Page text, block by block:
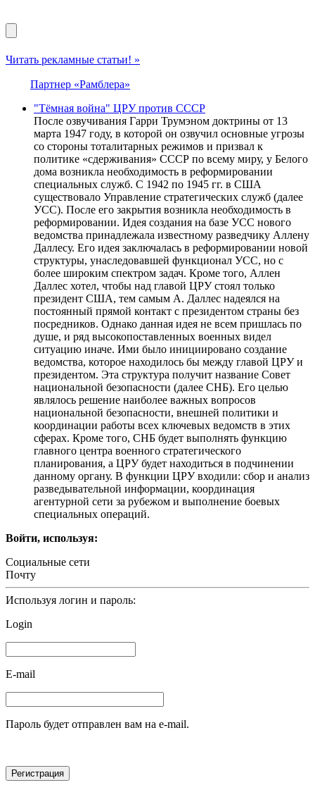
Читать рекламные статьи! »
Партнер «Рамблера»
"Тёмная война" ЦРУ против СССР
После озвучивания Гарри Трумэном доктрины от 13
марта 1947 году, в которой он озвучил основные угрозы
со стороны тоталитарных режимов и призвал к
политике «сдерживания» СССР по всему миру, у Белого
дома возникла необходимость в реформировании
специальных служб. С 1942 по 1945 гг. в США
существовало Управление стратегических служб (далее
УСС). После его закрытия возникла необходимость в
реформировании. Идея создания на базе УСС нового
ведомства принадлежала известному разведчику Аллену
Даллесу. Его идея заключалась в реформировании новой
структуры, унаследовавшей функционал УСС, но с
более широким спектром задач. Кроме того, Аллен
Даллес хотел, чтобы над главой ЦРУ стоял только
президент США, тем самым А. Даллес надеялся на
постоянный прямой контакт с президентом страны без
посредников. Однако данная идея не всем пришлась по
душе, и ряд высокопоставленных военных видел
ситуацию иначе. Ими было инициировано создание
ведомства, которое находилось бы между главой ЦРУ и
президентом. Эта структура получит название Совет
национальной безопасности (далее СНБ). Его целью
являлось решение наиболее важных вопросов
национальной безопасности, внешней политики и
координации работы всех ключевых ведомств в этих
сферах. Кроме того, СНБ будет выполнять функцию
главного центра военного стратегического
планирования, а ЦРУ будет находиться в подчинении
данному органу. В функции ЦРУ входили: сбор и анализ
разведывательной информации, координация
агентурной сети за рубежом и выполнение боевых
специальных операций.
Войти, используя:
Социальные сети
Почту
Используя логин и пароль:
Login
E-mail
Пароль будет отправлен вам на e-mail.